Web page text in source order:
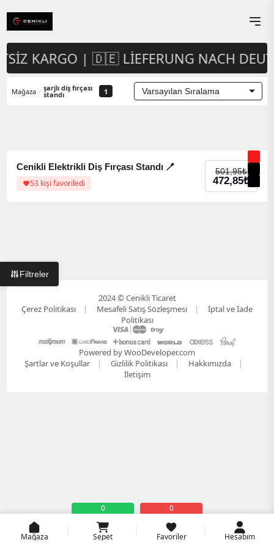
KARGO | 🇩🇪 LIEFERUNG NACH
Mağaza / şarjlı diş fırçası
standı 1
Cenikli Elektrikli Diş Fırçası Standı 🪥
53 kişi favoriledi
501,95₺
472,85₺
Filtreler
2024 © Cenikli Ticaret
Çerez Politikası
Mesafeli Satış Sözleşmesi
İptal ve İade
Politikası
Powered by WooDeveloper.com
Şartlar ve Koşullar
Gizlilik Politikası
Hakkımızda
İletişim
Mağaza
0
Sepet
0
Favoriler Hesabım